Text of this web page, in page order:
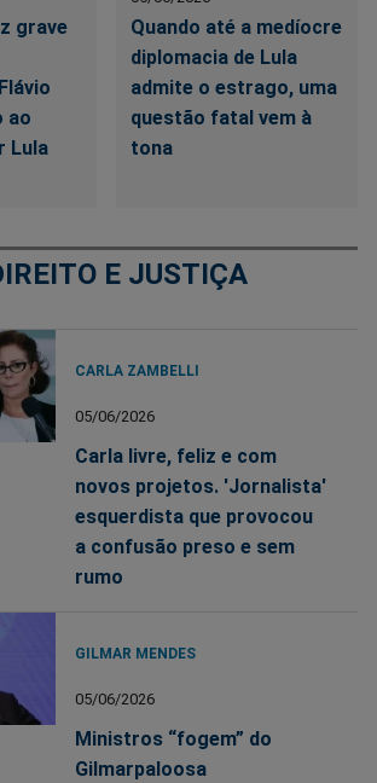
grave
ao
Lula
Quando até a medíocre
diplomacia de Lula
admite o estrago, uma
questão fatal vem à
tona
E JUSTIÇA
CARLA ZAMBELLI
05/06/2026
Carla livre, feliz e com
novos projetos. 'Jornalista'
esquerdista que provocou
a confusão preso e sem
rumo
GILMAR MENDES
05/06/2026
Ministros “fogem” do
Gilmarpaloosa